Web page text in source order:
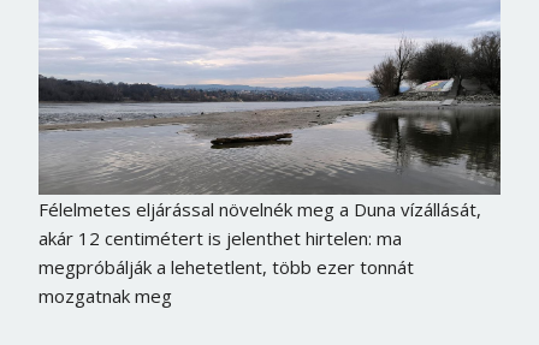
Félelmetes eljárással növelnék meg a Duna vízállását,
akár 12 centimétert is jelenthet hirtelen: ma
megpróbálják a lehetetlent, több ezer tonnát
mozgatnak meg